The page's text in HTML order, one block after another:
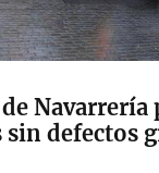
Navarrería
sin defectos